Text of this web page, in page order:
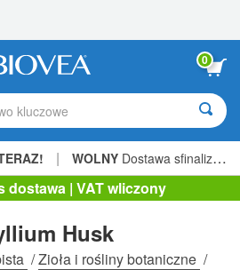
0
kluczowe
| WOLNY Dostawa sfinalizowana 205,00 zł »
dostawa | VAT wliczony
Husk
/Zioła i rośliny botaniczne /